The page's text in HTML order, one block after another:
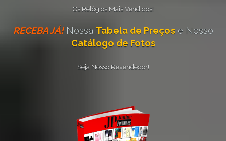
Os Relógios Mais Vendidos!
RECEBA JÁ!Nossa Tabela de Preçose Nosso
Catálogo de Fotos
Seja Nosso Revendedor!